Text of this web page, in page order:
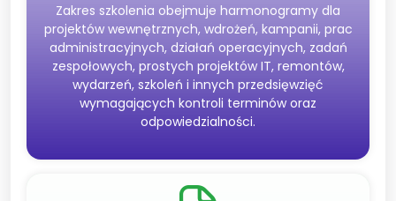
Zakres szkolenia obejmuje harmonogramy dla
projektów wewnętrznych, wdrożeń, kampanii, prac
administracyjnych, działań operacyjnych, zadań
zespołowych, prostych projektów IT, remontów,
wydarzeń, szkoleń i innych przedsięwzięć
wymagających kontroli terminów oraz
odpowiedzialności.